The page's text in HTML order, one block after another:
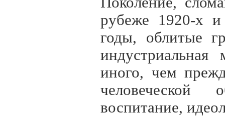
рубеже 1920-х
годы, облитые
иного, чем
человеческой
воспитание,